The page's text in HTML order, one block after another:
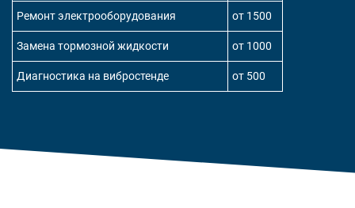
Ремонт электрооборудования от 1500
Замена тормозной жидкости от 1000
Диагностика на вибростенде от 500